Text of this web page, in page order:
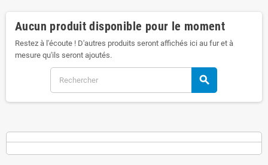
Aucun produit disponible pour le moment
Restez à l'écoute ! D'autres produits seront affichés ici au fur et à
mesure qu'ils seront ajoutés.
search